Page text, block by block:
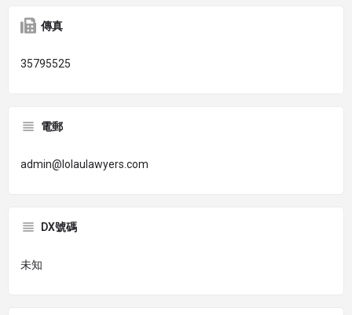
傳真
35795525
電郵
admin@lolaulawyers.com
DX號碼
未知